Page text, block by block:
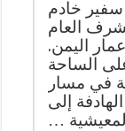
سفير خادم
العام
اليمن.
الساحة
في مسار
إلى
…